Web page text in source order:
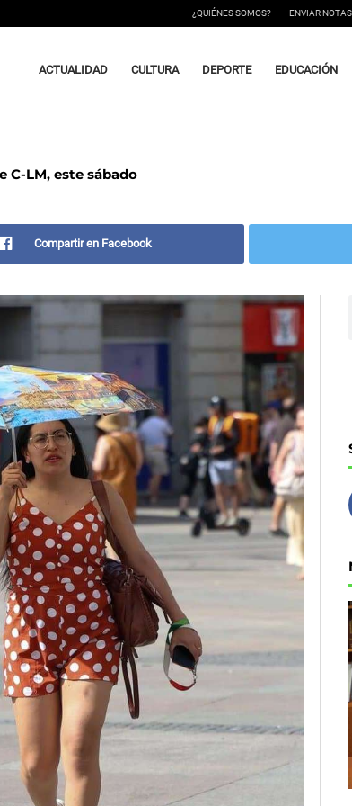
¿QUIÉNES SOMOS? ENVIAR
ACTUALIDAD CULTURA DEPORTE EDUCACIÓN
LM, este sábado
Compartir en Facebook